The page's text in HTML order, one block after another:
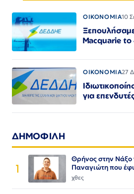
ΟΙΚΟΝΟΜΙΑ10
Macquarie
ΟΙΚΟΝΟΜΙΑ27
για
ΔΗΜΟΦΙΛΗ
1
Θρήνος στην Νάξο
Παναγιώτη που
χθες